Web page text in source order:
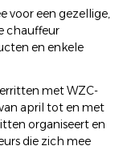
voor een gezellige,
chauffeur
en enkele
met WZC-
april tot en met
organiseert en
die zich mee